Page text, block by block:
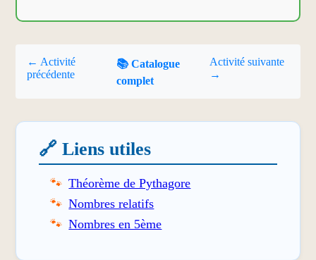
← Activité
précédente
📚 Catalogue
complet
Activité suivante
→
🔗 Liens utiles
Théorème de Pythagore
Nombres relatifs
Nombres en 5ème